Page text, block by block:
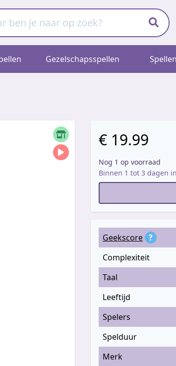
Gezelschapsspellen
€ 19.99
Nog 1 op voorraad
Binnen 1 tot 3 dagen
Geekscore ?
Complexiteit
Taal
Leeftijd
Spelers
Spelduur
Merk